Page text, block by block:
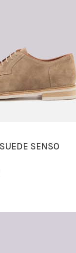
SENSO